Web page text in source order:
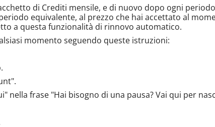
di Crediti mensile, e di nuovo dopo ogni
equivalente, al prezzo che hai accettato al
a questa funzionalità di rinnovo automatico.
momento seguendo queste istruzioni:
nella frase "Hai bisogno di una pausa? Vai qui per